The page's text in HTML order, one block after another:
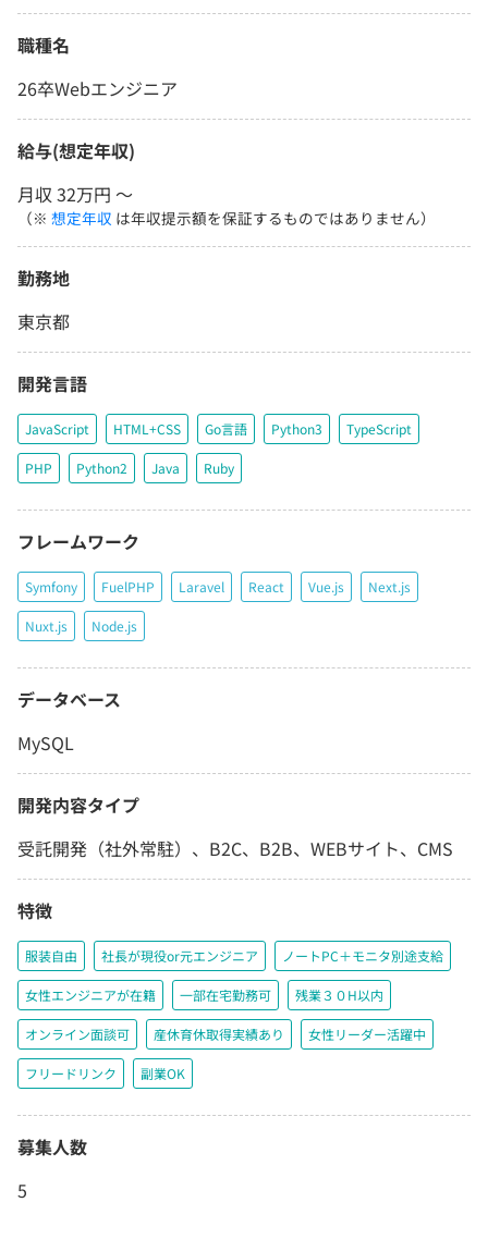
職種名
26卒Webエンジニア
給与(想定年収)
月収 32万円 〜
（※ 想定年収 は年収提示額を保証するものではありません）
勤務地
東京都
開発言語
JavaScript HTML+CSS Go言語 Python3 TypeScript
PHP Python2 Java Ruby
フレームワーク
Symfony FuelPHP Laravel React Vue.js Next.js
Nuxt.js Node.js
データベース
MySQL
開発内容タイプ
受託開発（社外常駐）、B2C、B2B、WEBサイト、CMS
特徴
服装自由 社長が現役or元エンジニア ノートPC＋モニタ別途支給
女性エンジニアが在籍 一部在宅勤務可 残業３０H以内
オンライン面談可 産休育休取得実績あり 女性リーダー活躍中
フリードリンク 副業OK
募集人数
5